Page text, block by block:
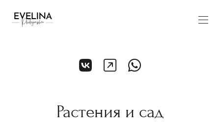
Растения и сад